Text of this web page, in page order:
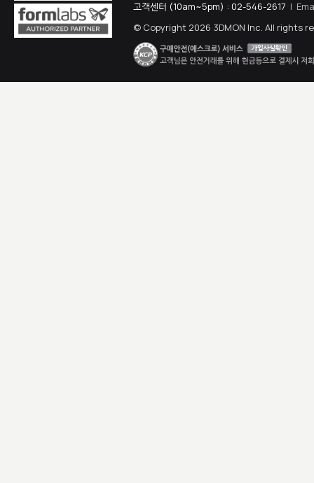
고객센터 (10am~5pm) : 02-546-2617 |
© Copyright 2026 3DMON Inc. All rights